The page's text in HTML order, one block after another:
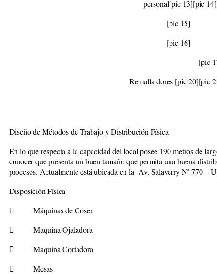
personal[pic 13][pic 14]
[pic 15]
[pic 16]
[pic
Remalla dores [pic 20][pic
Diseño de Métodos de Trabajo y Distribución Física
En lo que respecta a la capacidad del local posee 190 metros de
conocer que presenta un buen tamaño que permita una buena
procesos. Actualmente está ubicada en la Av. Salaverry Nª 770 –
Disposición Física
 Máquinas de Coser
 Maquina Ojaladora
 Maquina Cortadora
 Mesas